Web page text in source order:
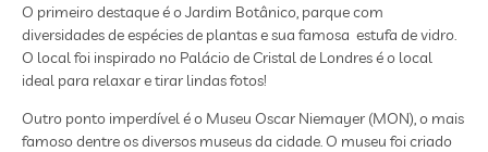
O primeiro destaque é o Jardim Botânico, parque com
diversidades de espécies de plantas e sua famosa estufa de vidro.
O local foi inspirado no Palácio de Cristal de Londres é o local
ideal para relaxar e tirar lindas fotos!
Outro ponto imperdível é o Museu Oscar Niemayer (MON), o mais
famoso dentre os diversos museus da cidade. O museu foi criado